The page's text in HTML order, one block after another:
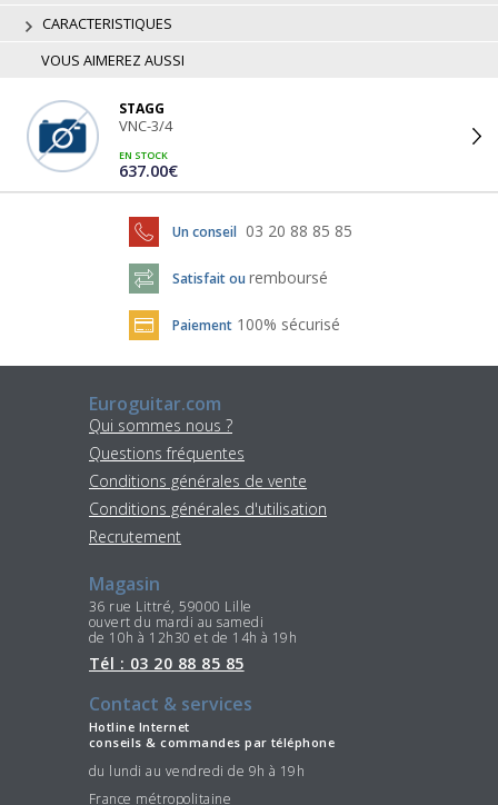
CARACTERISTIQUES
VOUS AIMEREZ AUSSI
STAGG
VNC-3/4
EN STOCK
637.00€
Un conseil 03 20 88 85 85
Satisfait ou remboursé
Paiement 100% sécurisé
Euroguitar.com
Qui sommes nous ?
Questions fréquentes
Conditions générales de vente
Conditions générales d'utilisation
Recrutement
Magasin
36 rue Littré, 59000 Lille
ouvert du mardi au samedi
de 10h à 12h30 et de 14h à 19h
Tél : 03 20 88 85 85
Contact & services
Hotline Internet
conseils & commandes par téléphone
du lundi au vendredi de 9h à 19h
France métropolitaine